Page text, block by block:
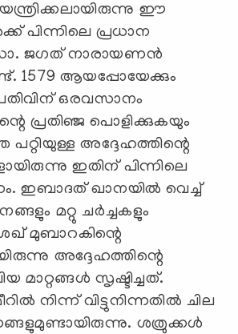
ഈ
പിന്നിലെ പ്രധാന
ജഗത് നാരായണൻ
1579 ആയപ്പോയേക്കും
ഒരവസാനം
പ്രതിഞ്ജ പൊളിക്കുകയും
അദ്ദേഹത്തിന്റെ
ഇതിന് പിന്നിലെ
ഇബാദത് ഖാനയിൽ വെച്ച്
മറ്റു ചർച്ചകളും
മുബാറകിന്റെ
അദ്ദേഹത്തിന്റെ
മാറ്റങ്ങൾ സൃഷ്ടിച്ചത്.
നിന്ന് വിട്ടുനിന്നതിൽ ചില
ശത്രുക്കൾ